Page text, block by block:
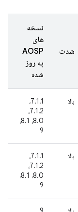
شدت
نسخه
های
AOSP
به روز
شده
بالا
7.1.1،
7.1.2،
8.0، 8.1،
9
بالا
7.1.1،
7.1.2،
8.0، 8.1،
9